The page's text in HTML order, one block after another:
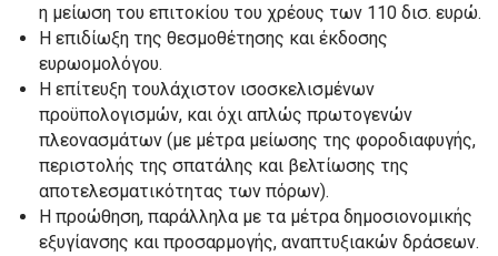
η μείωση του επιτοκίου του χρέους των 110 δισ. ευρώ.
Η επιδίωξη της θεσμοθέτησης και έκδοσης
ευρωομολόγου.
Η επίτευξη τουλάχιστον ισοσκελισμένων
προϋπολογισμών, και όχι απλώς πρωτογενών
πλεονασμάτων (με μέτρα μείωσης της φοροδιαφυγής,
περιστολής της σπατάλης και βελτίωσης της
αποτελεσματικότητας των πόρων).
Η προώθηση, παράλληλα με τα μέτρα δημοσιονομικής
εξυγίανσης και προσαρμογής, αναπτυξιακών δράσεων.